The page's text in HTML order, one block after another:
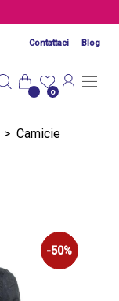
Contattaci Blog
0
> Camicie
-50%